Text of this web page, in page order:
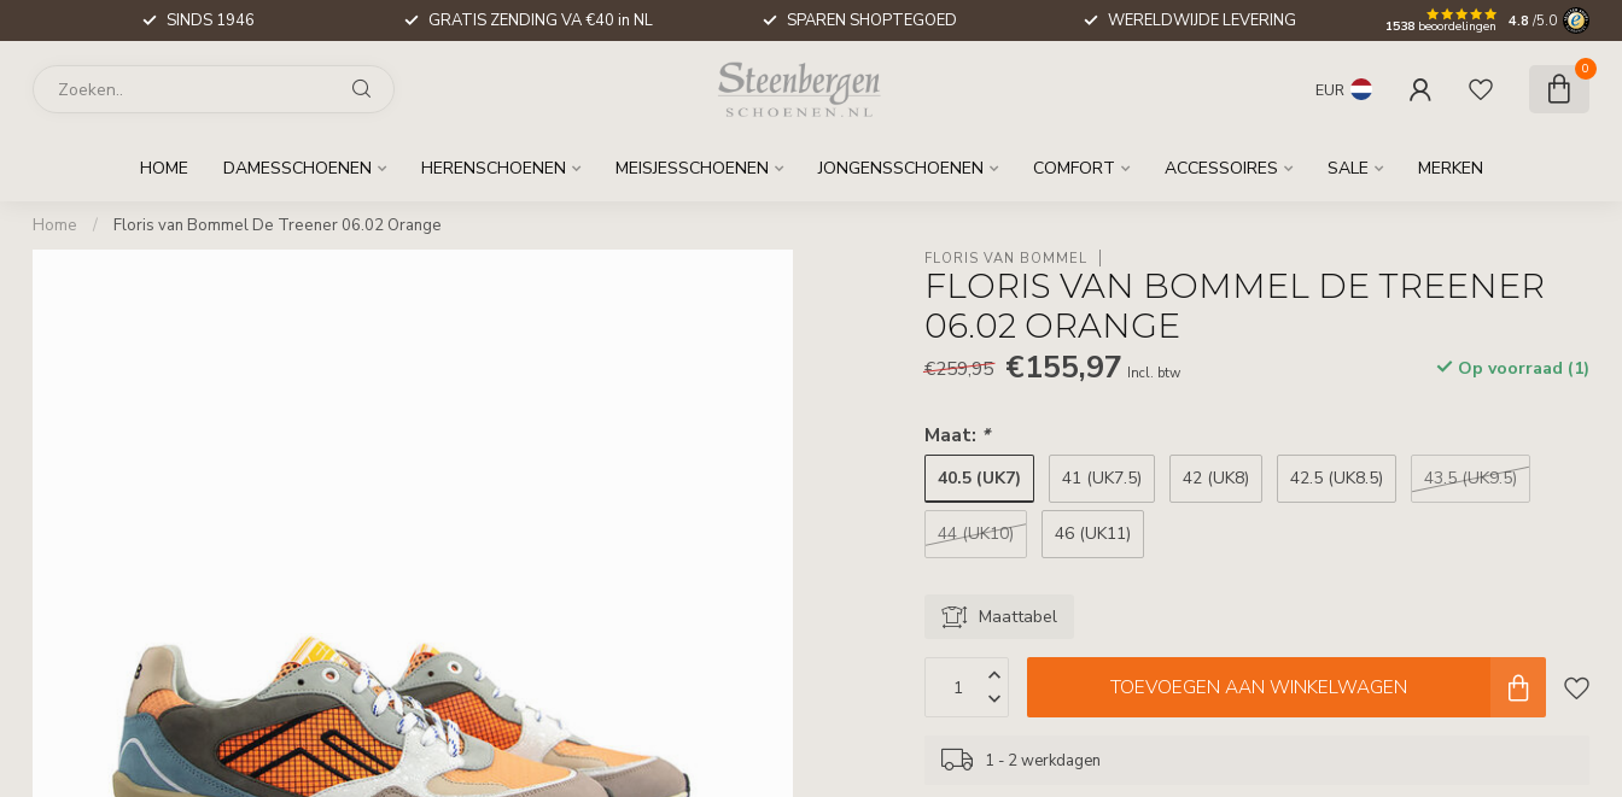
SINDS 1946 GRATIS ZENDING VA €40 in NL SPAREN SHOPTEGOED WERELDWIJDE LEVERING 1538 beoordelingen 4.8 /5.0
EUR
0
HOME DAMESSCHOENEN HERENSCHOENEN MEISJESSCHOENEN JONGENSSCHOENEN COMFORT ACCESSOIRES SALE MERKEN
Home / Floris van Bommel De Treener 06.02 Orange
FLORIS VAN BOMMEL
FLORIS VAN BOMMEL DE TREENER
06.02 ORANGE
€259,95 €155,97 Incl. btw Op voorraad (1)
Maat: *
40.5 (UK7) 41 (UK7.5) 42 (UK8) 42.5 (UK8.5) 43.5 (UK9.5)
44 (UK10) 46 (UK11)
Maattabel
TOEVOEGEN AAN WINKELWAGEN
1 - 2 werkdagen